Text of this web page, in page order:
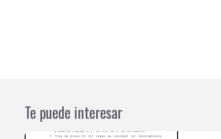
Te puede interesar